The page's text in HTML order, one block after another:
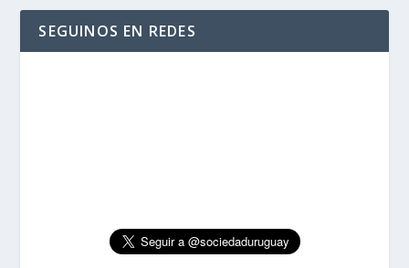
SEGUINOS EN REDES